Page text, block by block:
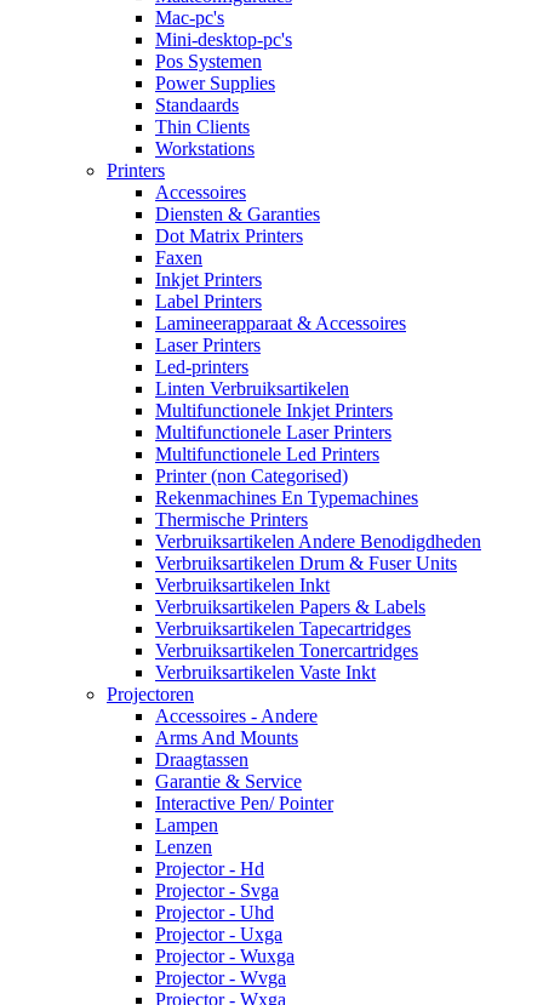
Mac-pc's
Mini-desktop-pc's
Pos Systemen
Power Supplies
Standaards
Thin Clients
Workstations
Printers
Accessoires
Diensten & Garanties
Dot Matrix Printers
Faxen
Inkjet Printers
Label Printers
Lamineerapparaat & Accessoires
Laser Printers
Led-printers
Linten Verbruiksartikelen
Multifunctionele Inkjet Printers
Multifunctionele Laser Printers
Multifunctionele Led Printers
Printer (non Categorised)
Rekenmachines En Typemachines
Thermische Printers
Verbruiksartikelen Andere Benodigdheden
Verbruiksartikelen Drum & Fuser Units
Verbruiksartikelen Inkt
Verbruiksartikelen Papers & Labels
Verbruiksartikelen Tapecartridges
Verbruiksartikelen Tonercartridges
Verbruiksartikelen Vaste Inkt
Projectoren
Accessoires - Andere
Arms And Mounts
Draagtassen
Garantie & Service
Interactive Pen/ Pointer
Lampen
Lenzen
Projector - Hd
Projector - Svga
Projector - Uhd
Projector - Uxga
Projector - Wuxga
Projector - Wvga
Projector - Wxga